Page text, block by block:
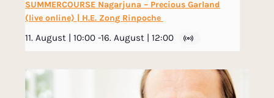
SUMMERCOURSE Nagarjuna – Precious Garland
(live online) | H.E. Zong Rinpoche
11. August | 10:00 -16. August | 12:00